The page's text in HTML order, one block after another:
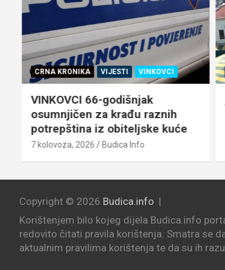
CRNA KRONIKA VIJESTI VINKOVCI
VINKOVCI 66-godišnjak
osumnjičen za krađu raznih
potrepština iz obiteljske kuće
7 kolovoza, 2026 Budica Info
Copyright © 2026 Budica.info
Korištenjem bilo kojeg dijela Budica.info
redovito čitati pravila korištenja. Smatra se
aktualnim pravilima korištenja te da su ih